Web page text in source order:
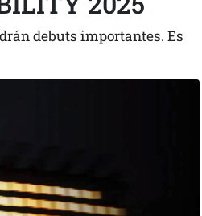
debuts importantes. Es